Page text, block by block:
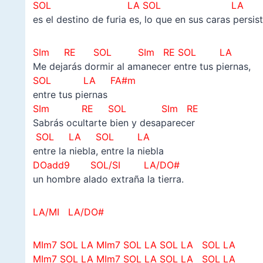
SOL LA SOL LA
es el destino de furia es, lo que en sus caras
SIm RE SOL SIm RE SOL LA
Me dejarás dormir al amanecer entre tus piernas,
SOL LA FA#m
entre tus piernas
SIm RE SOL SIm RE
Sabrás ocultarte bien y desaparecer
SOL LA SOL LA
entre la niebla, entre la niebla
DOadd9 SOL/SI LA/DO#
un hombre alado extraña la tierra.
LA/MI LA/DO#
MIm7 SOL LA MIm7 SOL LA SOL LA SOL LA
MIm7 SOL LA MIm7 SOL LA SOL LA SOL LA